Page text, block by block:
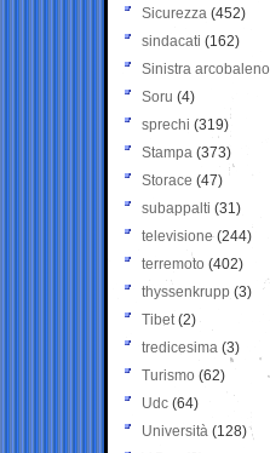
Sicurezza (452)
sindacati (162)
Sinistra arcobaleno
Soru (4)
sprechi (319)
Stampa (373)
Storace (47)
subappalti (31)
televisione(244)
terremoto (402)
thyssenkrupp (3)
Tibet(2)
tredicesima (3)
Turismo (62)
Udc (64)
Università (128)